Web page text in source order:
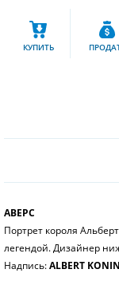
КУПИТЬ
АВЕРС
Портрет короля
легендой. Дизайнер
Надпись:ALBERT